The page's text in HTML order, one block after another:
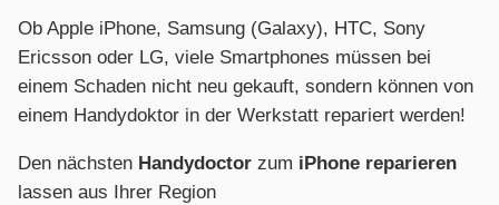
Ob Apple iPhone, Samsung (Galaxy), HTC, Sony
Ericsson oder LG, viele Smartphones müssen bei
einem Schaden nicht neu gekauft, sondern können von
einem Handydoktor in der Werkstatt repariert werden!
Den nächsten Handydoctor zum iPhone reparieren
lassen aus Ihrer Region